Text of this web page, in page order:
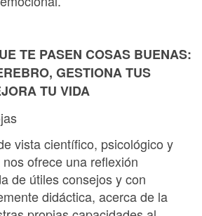
TE PASEN COSAS BUENAS:
GESTIONA TUS
TU VIDA
vista científico, psicológico y
ofrece una reflexión
de útiles consejos y con
didáctica, acerca de la